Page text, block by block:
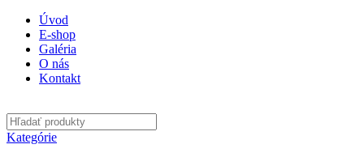
Úvod
E-shop
Galéria
O nás
Kontakt
Kategórie